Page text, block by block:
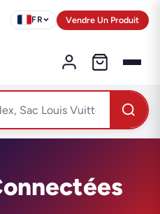
FR Vendre Un Produit